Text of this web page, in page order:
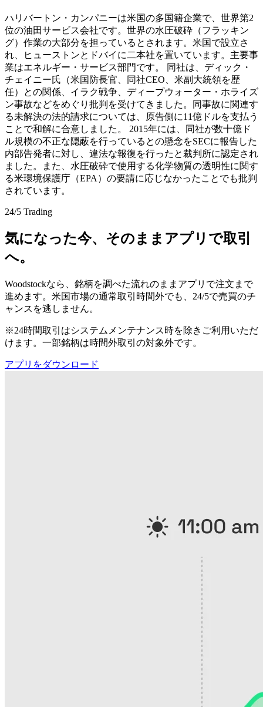
ハリバートン・カンパニーは米国の多国籍企業で、世界第2
位の油田サービス会社です。世界の水圧破砕（フラッキン
グ）作業の大部分を担っているとされます。米国で設立さ
れ、ヒューストンとドバイに二本社を置いています。主要事
業はエネルギー・サービス部門です。 同社は、ディック・
チェイニー氏（米国防長官、同社CEO、米副大統領を歴
任）との関係、イラク戦争、ディープウォーター・ホライズ
ン事故などをめぐり批判を受けてきました。同事故に関連す
る未解決の法的請求については、原告側に11億ドルを支払う
ことで和解に合意しました。 2015年には、同社が数十億ド
ル規模の不正な隠蔽を行っているとの懸念をSECに報告した
内部告発者に対し、違法な報復を行ったと裁判所に認定され
ました。また、水圧破砕で使用する化学物質の透明性に関す
る米環境保護庁（EPA）の要請に応じなかったことでも批判
されています。
24/5 Trading
気になった今、そのままアプリで取引
へ。
Woodstockなら、銘柄を調べた流れのままアプリで注文まで
進めます。米国市場の通常取引時間外でも、24/5で売買のチ
ャンスを逃しません。
※24時間取引はシステムメンテナンス時を除きご利用いただ
けます。一部銘柄は時間外取引の対象外です。
アプリをダウンロード